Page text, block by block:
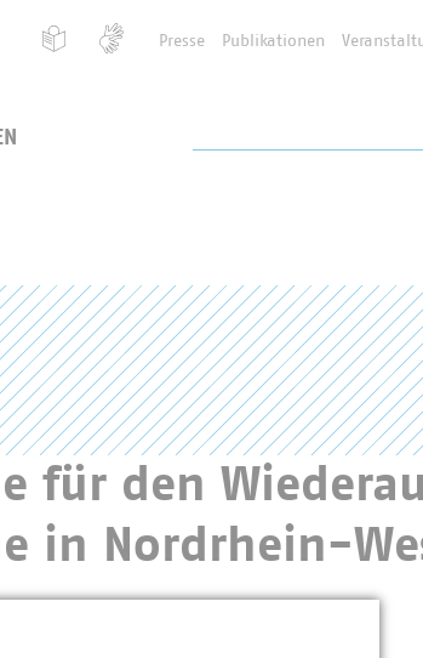
Presse Publikationen
für den
in Nordrhein-